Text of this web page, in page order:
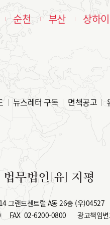
순천 부산 상하이
뉴스레터 구독 면책공고
그랜드센트럴 A동 26층 (우)04527
FAX 02-6200-0800 광고책임